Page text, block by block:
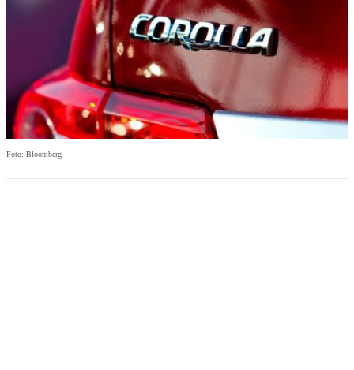
Foto: Bloomberg